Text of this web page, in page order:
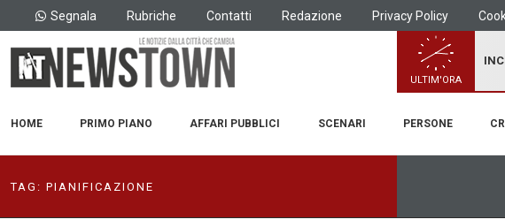
Segnala Rubriche Contatti Redazione Privacy Policy
ULTIM'ORA
HOME PRIMO PIANO AFFARI PUBBLICI SCENARI PERSONE
TAG: PIANIFICAZIONE